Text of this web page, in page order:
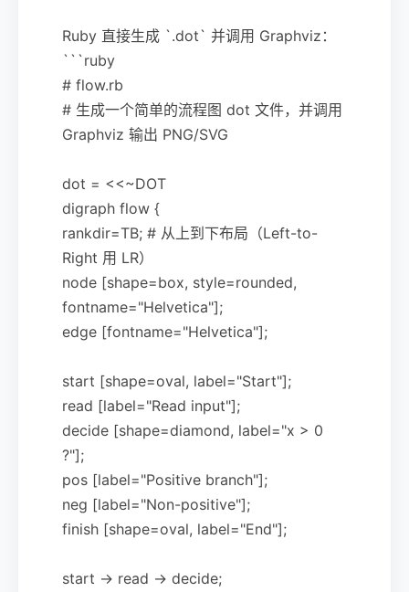
Ruby 直接生成 `.dot` 并调用 Graphviz：
```ruby
# flow.rb
# 生成一个简单的流程图 dot 文件，并调用
Graphviz 输出 PNG/SVG
dot = <<~DOT
digraph flow {
rankdir=TB; # 从上到下布局（Left-to-
Right 用 LR）
node [shape=box, style=rounded,
fontname="Helvetica"];
edge [fontname="Helvetica"];
start [shape=oval, label="Start"];
read [label="Read input"];
decide [shape=diamond, label="x > 0
?"];
pos [label="Positive branch"];
neg [label="Non-positive"];
finish [shape=oval, label="End"];
start -> read -> decide;